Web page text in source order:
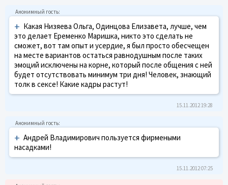
+ Какая Низяева Ольга, Одинцова Елизавета, лучше, чем
это делает Еременко Маришка, никто это сделать не
сможет, вот там опыт и усердие, я был просто обесчещен
на месте вариантов остаться равнодушным после таких
эмоций исключены на корне, который после общения с ней
будет отсутствовать минимум три дня! Человек, знающий
толк в сексе! Какие кадры растут!
15.11.2012 19:28
+ Андрей Владимирович пользуется фирмеными
насадками!
15.11.2012 07:25